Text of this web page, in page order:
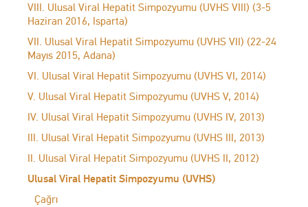
VIII. Ulusal Viral Hepatit Simpozyumu (UVHS VIII) (3-5
Haziran 2016, Isparta)
VII. Ulusal Viral Hepatit Simpozyumu (UVHS VII) (22-24
Mayıs 2015, Adana)
VI. Ulusal Viral Hepatit Simpozyumu (UVHS VI, 2014)
V. Ulusal Viral Hepatit Simpozyumu (UVHS V, 2014)
IV. Ulusal Viral Hepatit Simpozyumu (UVHS IV, 2013)
III. Ulusal Viral Hepatit Simpozyumu (UVHS III, 2013)
II. Ulusal Viral Hepatit Simpozyumu (UVHS II, 2012)
Ulusal Viral Hepatit Simpozyumu (UVHS)
Çağrı